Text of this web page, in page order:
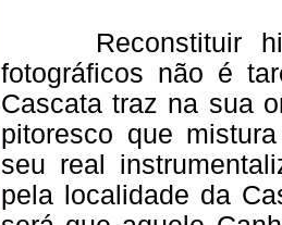
Reconstituir
fotográficos não é
Cascata traz na sua
pitoresco que
seu real
pela localidade da